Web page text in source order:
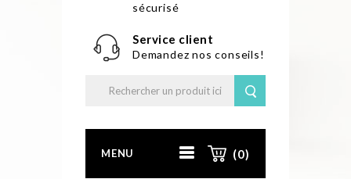
sécurisé
Service client
Demandez nos conseils!
MENU (0)